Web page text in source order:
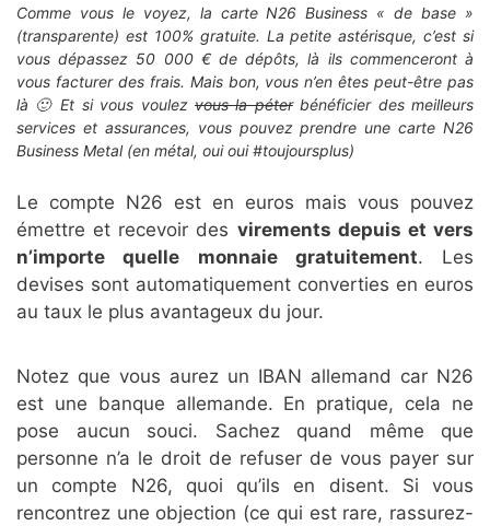
Comme vous le voyez, la carte N26 Business « de base »
(transparente) est 100% gratuite. La petite astérisque, c’est si
vous dépassez 50 000 € de dépôts, là ils commenceront à
vous facturer des frais. Mais bon, vous n’en êtes peut-être pas
là 🙂 Et si vous voulez vous la péterbénéficier des meilleurs
services et assurances, vous pouvez prendre une carte N26
Business Metal (en métal, oui oui #toujoursplus)
Le compte N26 est en euros mais vous pouvez
émettre et recevoir des virements depuis et vers
n’importe quelle monnaie gratuitement. Les
devises sont automatiquement converties en euros
au taux le plus avantageux du jour.
Notez que vous aurez un IBAN allemand car N26
est une banque allemande. En pratique, cela ne
pose aucun souci. Sachez quand même que
personne n’a le droit de refuser de vous payer sur
un compte N26, quoi qu’ils en disent. Si vous
rencontrez une objection (ce qui est rare, rassurez-